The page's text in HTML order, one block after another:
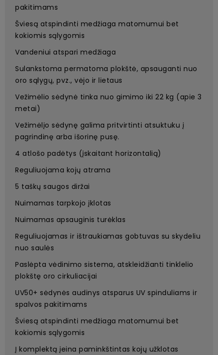
pakitimams
Šviesą atspindinti medžiaga matomumui bet
kokiomis sąlygomis
Vandeniui atspari medžiaga
Sulankstoma permatoma plokštė, apsauganti nuo
oro sąlygų, pvz., vėjo ir lietaus
Vežimėlio sėdynė tinka nuo gimimo iki 22 kg (apie 3
metai)
Vežimėlįo sėdynę galima pritvirtinti atsuktuku į
pagrindinę arba išorinę pusę.
4 atlošo padėtys (įskaitant horizontalią)
Reguliuojama kojų atrama
5 taškų saugos diržai
Nuimamas tarpkojo įklotas
Nuimamas apsauginis turėklas
Reguliuojamas ir ištraukiamas gobtuvas su skydeliu
nuo saulės
Paslėpta vėdinimo sistema, atskleidžianti tinklelio
plokštę oro cirkuliacijai
UV50+ sėdynės audinys atsparus UV spinduliams ir
spalvos pakitimams
Šviesą atspindinti medžiaga matomumui bet
kokiomis sąlygomis
Į komplektą įeina paminkštintas kojų užklotas